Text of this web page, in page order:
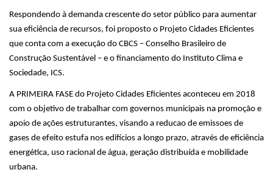
Respondendo à demanda crescente do setor público para aumentar
sua eficiência de recursos, foi proposto o Projeto Cidades Eficientes
que conta com a execução do CBCS – Conselho Brasileiro de
Construção Sustentável – e o financiamento do Instituto Clima e
Sociedade, ICS.
A PRIMEIRA FASE do Projeto Cidades Eficientes aconteceu em 2018
com o objetivo de trabalhar com governos municipais na promoção e
apoio de ações estruturantes, visando a reducao de emissoes de
gases de efeito estufa nos edifícios a longo prazo, através de eficiência
energética, uso racional de água, geração distribuída e mobilidade
urbana.